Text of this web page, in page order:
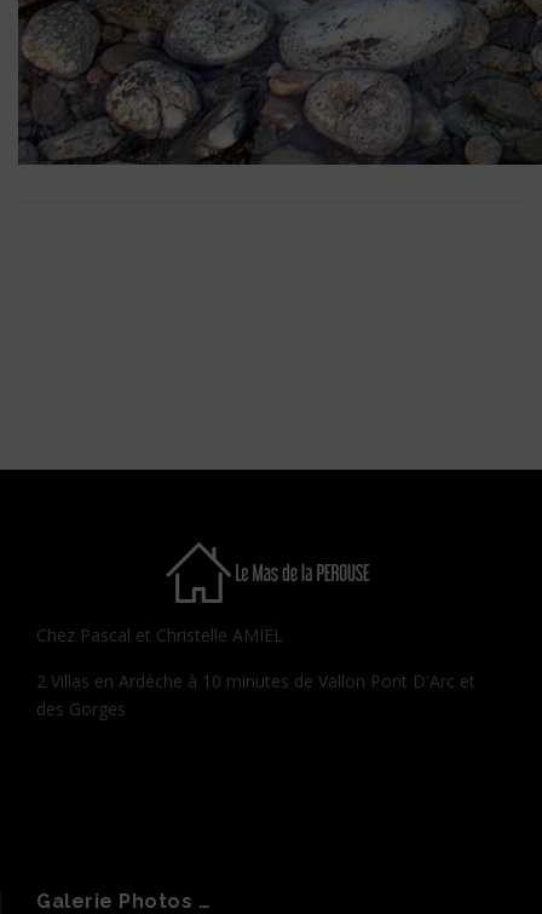
Chez Pascal et Christelle AMIEL
2 Villas en Ardèche à 10 minutes de Vallon Pont D'Arc et
des Gorges
Galerie Photos …